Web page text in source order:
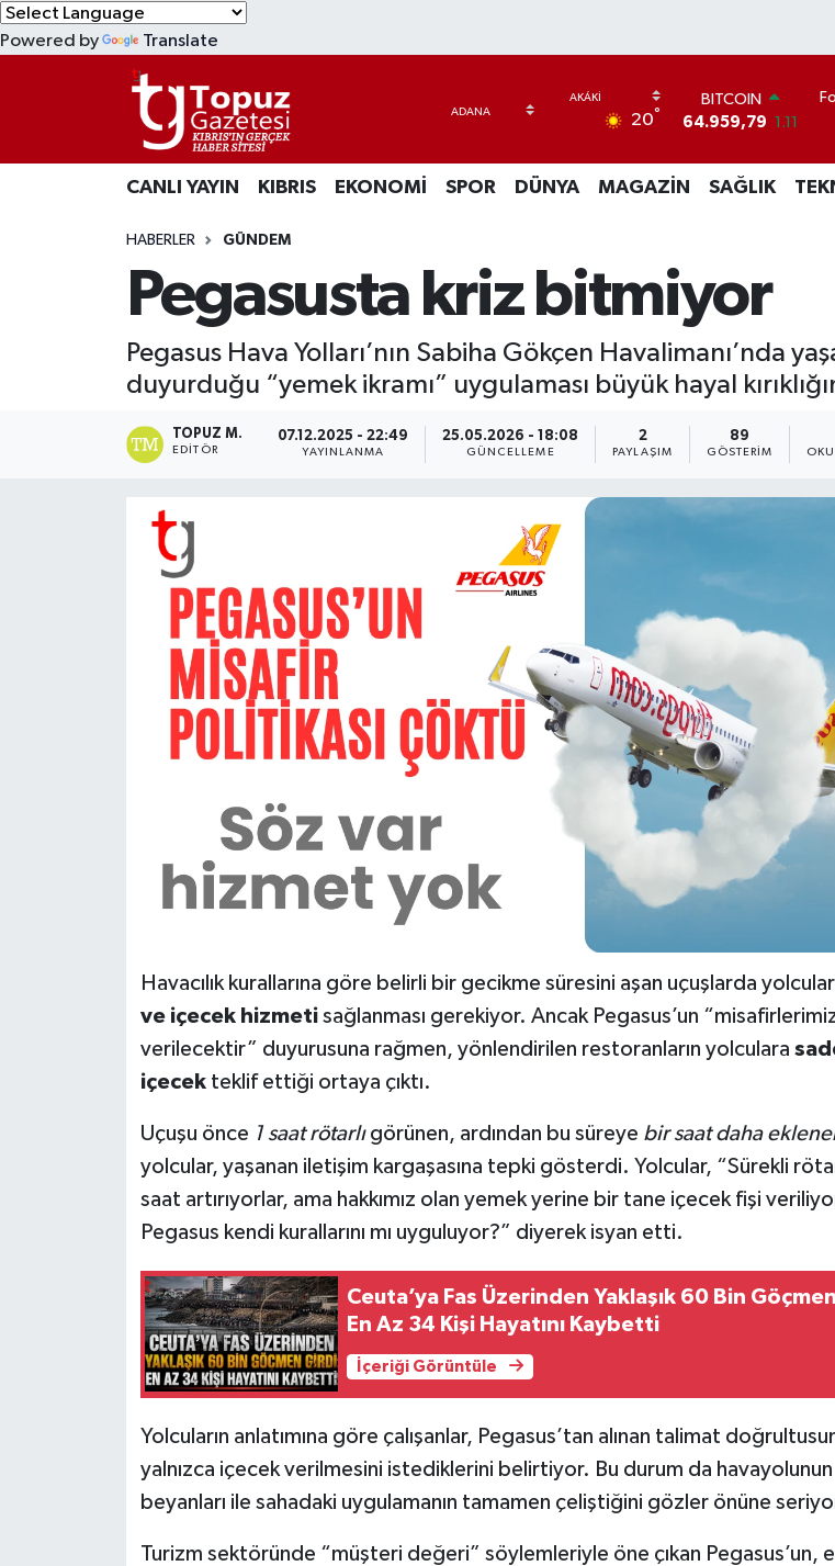
Powered by Translate
20°
BITCOIN
64.959,79 1.11
47,7436 0.18
EURO
GRAM ALTIN
6660.55
13.779 -14
CANLI YAYIN KIBRIS EKONOMİ SPOR DÜNYA MAGAZİN SAĞLIK
HABERLER GÜNDEM
Pegasusta kriz bitmiyor
Pegasus Hava Yolları’nın Sabiha Gökçen Havalimanı’nda
duyurduğu “yemek ikramı” uygulaması büyük hayal
TOPUZ M.
EDITÖR
07.12.2025 - 22:49
YAYINLANMA
25.05.2026 - 18:08
GÜNCELLEME
2
PAYLAŞIM
89
GÖSTERIM
Havacılık kurallarına göre belirli bir gecikme süresini aşan uçuşlarda
ve içecek hizmetisağlanması gerekiyor. Ancak Pegasus’un
verilecektir” duyurusuna rağmen, yönlendirilen restoranların yolculara
içecekteklif ettiği ortaya çıktı.
Uçuşu önce 1 saat rötarlıgörünen, ardından bu süreye bir saat daha
yolcular, yaşanan iletişim kargaşasına tepki gösterdi. Yolcular, “Sürekli
saat artırıyorlar, ama hakkımız olan yemek yerine bir tane içecek fişi
Pegasus kendi kurallarını mı uyguluyor?” diyerek isyan etti.
Ceuta’ya Fas Üzerinden Yaklaşık 60 Bin
En Az 34 Kişi Hayatını Kaybetti
İçeriği Görüntüle
Yolcuların anlatımına göre çalışanlar, Pegasus’tan alınan talimat
yalnızca içecek verilmesini istediklerini belirtiyor. Bu durum da havayolunun
beyanları ile sahadaki uygulamanın tamamen çeliştiğini gözler önüne
Turizm sektöründe “müşteri değeri” söylemleriyle öne çıkan Pegasus’un,
EKONOMİ
MAGAZİN
Lefkoşa Nöbetçi Eczaneler
Lefkoşa Hava Durumu
Lefkoşa Trafik Yoğunluk Haritası
Süper Lig Puan Durumu ve Fikstür
Tüm Manşetler
Son Dakika Haberleri